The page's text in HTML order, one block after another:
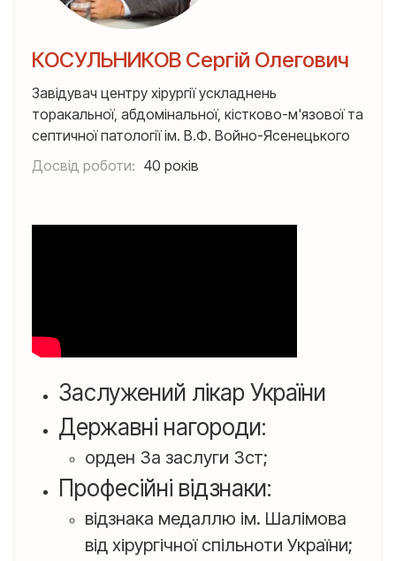
КОСУЛЬНИКОВ Сергій Олегович
Завідувач центру хірургії ускладнень
торакальної, абдомінальної, кістково-м'язової та
септичної патології ім. В.Ф. Войно-Ясенецького
Досвід роботи: 40 років
Заслужений лікар України
Державні нагороди:
орден За заслуги 3ст;
Професійні відзнаки:
відзнака медаллю ім. Шалімова
від хірургічної спільноти України;